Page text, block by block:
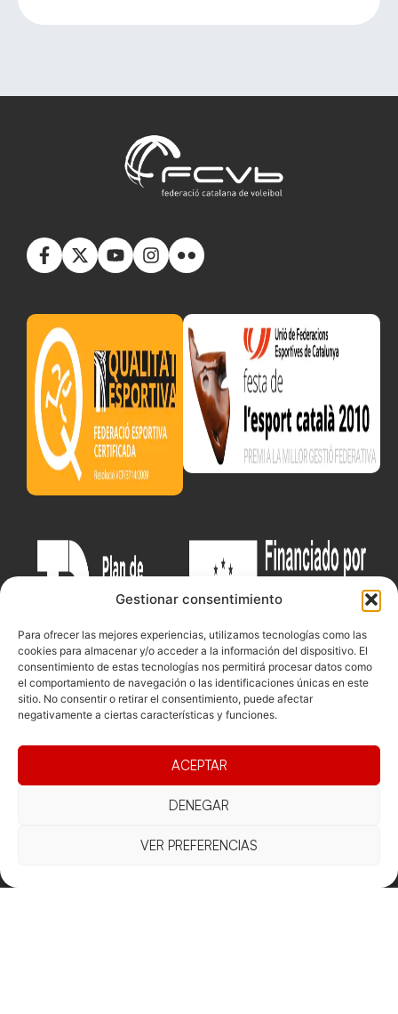
Gestionar consentimiento
Para ofrecer las mejores experiencias, utilizamos tecnologías como las
cookies para almacenar y/o acceder a la información del dispositivo. El
consentimiento de estas tecnologías nos permitirá procesar datos como
el comportamiento de navegación o las identificaciones únicas en este
sitio. No consentir o retirar el consentimiento, puede afectar
negativamente a ciertas características y funciones.
ACEPTAR
DENEGAR
VER PREFERENCIAS
Presidència
Competiciones
Pista
Competiciones
Vólei neu
Funcionament
Transparència